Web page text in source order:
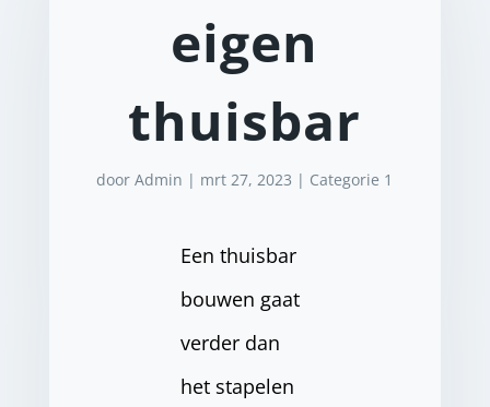
eigen
thuisbar
doorAdmin | mrt 27, 2023 | Categorie 1
Een thuisbar
bouwen gaat
verder dan
het stapelen